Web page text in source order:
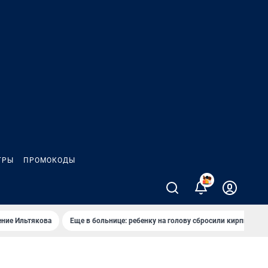
ПРОМОКОДЫ
2
Ильтякова Еще в больнице: ребенку на голову сбросили кирпич